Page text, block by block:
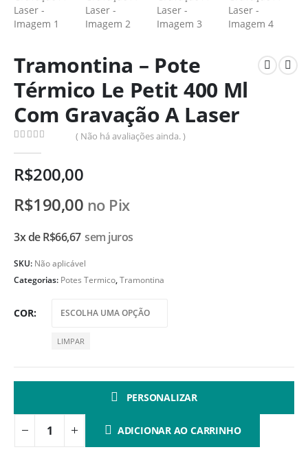
Tramontina – Pote
Térmico Le Petit 400 Ml
Com Gravação A Laser
( Não há avaliações ainda. )
R$200,00
R$190,00 no Pix
3x deR$66,67 sem juros
SKU: Não aplicável
Categorias: Potes Termico,Tramontina
COR
LIMPAR
PERSONALIZAR
ADICIONAR AO CARRINHO